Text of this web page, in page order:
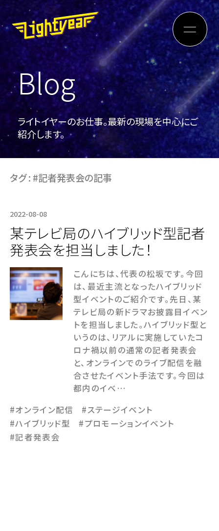
Blog
ライトイヤーのお仕事。最新の現場を中心にご
紹介します。
タグ : #記者発表会の記事
2022-08-08
某テレビ局のハイブリッド型記者
発表会を担当しました！
こんにちは、代表の松坂です。今回
は、最近主流となったハイブリッド
型イベントのご紹介です。先日、某
テレビ局の新ドラマお披露目イベン
トを担当しました。ハイブリッド型と
いうのは、リアルに実施していたコ
ロナ禍以前の通常の記者発表会
と、オンラインでのライブ配信を融
合させたイベント手法です。今回は
都内のイベ…
#オンライン配信
#ステージイベント
#ハイブリッド型
#プロモーションイベント
#記者発表会